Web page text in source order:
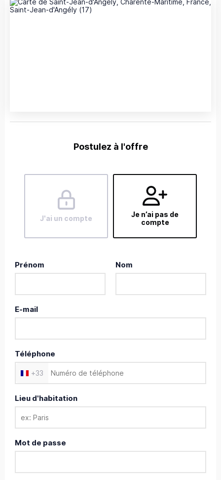
Postulez à l'offre
J'ai un compte
Je n’ai pas de
compte
Prénom Nom
E-mail
Téléphone
+33
Lieu d'habitation
Mot de passe